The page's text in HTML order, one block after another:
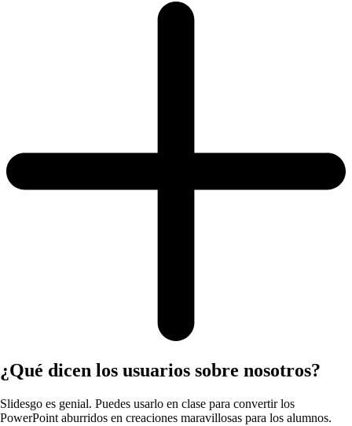
¿Qué dicen los usuarios sobre nosotros?
Slidesgo es genial. Puedes usarlo en clase para convertir los
PowerPoint aburridos en creaciones maravillosas para los alumnos.